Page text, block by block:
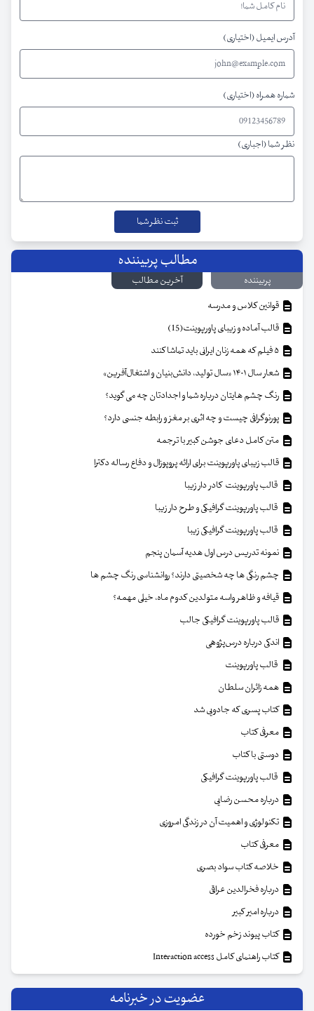
آدرس ایمیل (اختیاری)
شماره همراه (اختیاری)
نظر شما (اجباری)
مطالب پربیننده
پربیننده
آخرین مطالب
قوانین کلاس و مدرسه
قالب آماده و زیبای پاورپوینت(15)
شعار سال ۱۴۰۱ «سال تولید، دانش‌بنیان و اشتغال‌آفرین»
رنگ چشم هایتان درباره شما و اجدادتان چه می گوید؟
پورنوگرافی چیست و چه اثری بر مغز و رابطه جنسی دارد؟
متن کامل دعای جوشن کبیر با ترجمه
قالب زیبای پاورپوینت برای ارائه پروپوزال و دفاع رساله دکترا
قالب پاورپوینت کادر دار زیبا
قالب پاورپوینت گرافیکی و طرح دار زیبا
قالب پاورپوینت گرافیکی زیبا
نمونه تدریس درس اول هدیه آسمان پنجم
چشم رنگی ها چه شخصیتی دارند؟ روانشناسی رنگ چشم ها
قیافه و ظاهر واسه متولدین کدوم ماه، خیلی مهمه؟
قالب پاورپوینت گرافیکی جالب
اندکی درباره درس‌پژوهی
قالب پاورپوینت
همه زائران سلطان
کتاب پسری که جادویی شد
معرفی کتاب
دوستی با کتاب
قالب پاورپوینت گرافیکی
درباره محسن رضایی
تکنولوژی و اهمیت آن در زندگی امروزی
معرفی کتاب
خلاصه کتاب سواد بصری
درباره فخرالدین عراقی
درباره امیر کبیر
کتاب پیوند زخم خورده
کتاب راهنمای کامل Interaction access
عضویت در خبرنامه